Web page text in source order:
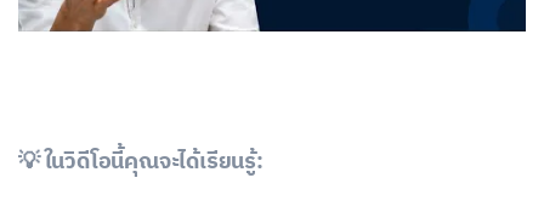
💡 ในวิดีโอนี้คุณจะได้เรียนรู้: